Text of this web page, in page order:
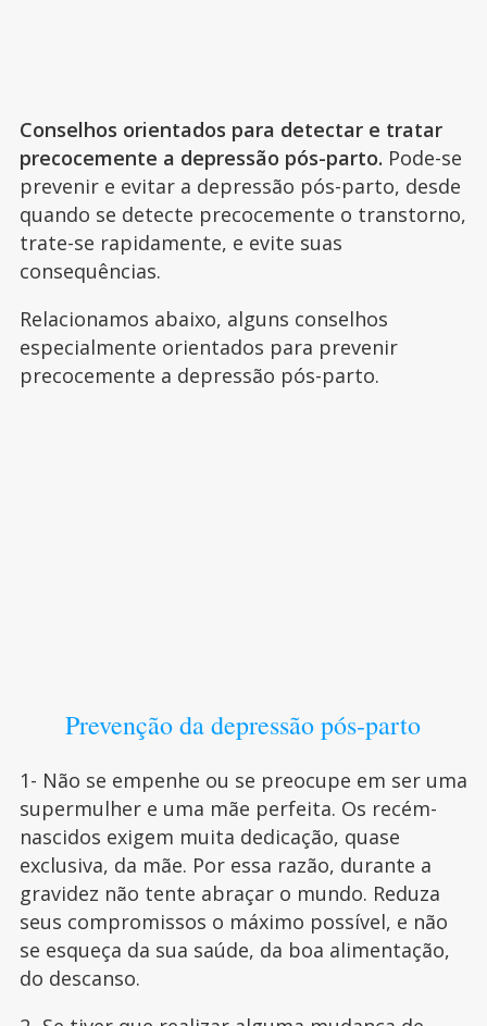
Conselhos orientados para detectar e tratar
precocemente a depressão pós-parto. Pode-se
prevenir e evitar a depressão pós-parto, desde
quando se detecte precocemente o transtorno,
trate-se rapidamente, e evite suas
consequências.
Relacionamos abaixo, alguns conselhos
especialmente orientados para prevenir
precocemente a depressão pós-parto.
Prevenção da depressão pós-parto
1- Não se empenhe ou se preocupe em ser uma
supermulher e uma mãe perfeita. Os recém-
nascidos exigem muita dedicação, quase
exclusiva, da mãe. Por essa razão, durante a
gravidez não tente abraçar o mundo. Reduza
seus compromissos o máximo possível, e não
se esqueça da sua saúde, da boa alimentação,
do descanso.